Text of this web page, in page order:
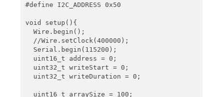
  return byteToRead;
#define I2C_ADDRESS 0x50
void setup(){
  Wire.begin();
  //Wire.setClock(400000);
  Serial.begin(115200);
  uint16_t address = 0;
  uint32_t writeStart = 0;
  uint32_t writeDuration = 0;
  uint16_t arraySize = 100;